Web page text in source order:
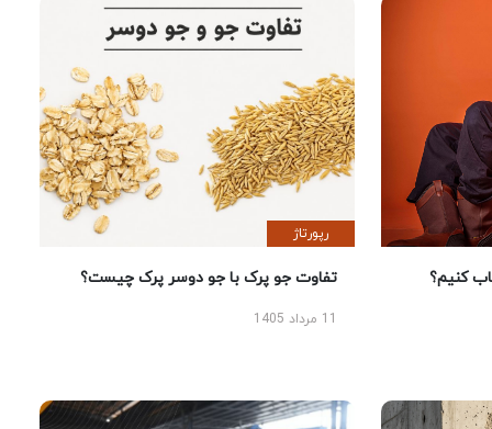
کنیم؟
رپورتاژ
تفاوت جو پرک با جو دوسر پرک چیست؟